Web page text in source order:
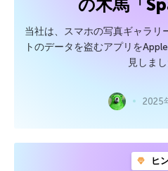
の木馬「
当社は、スマホの写真ギャラリ
トのデータを盗むアプリを
見しまし
2025
ヒ